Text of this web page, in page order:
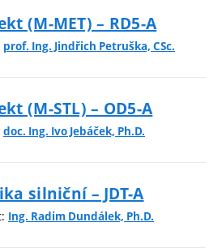
(M-MET) – RD5-A
prof. Ing. Jindřich Petruška, CSc.
(M-STL) – OD5-A
doc. Ing. Ivo Jebáček, Ph.D.
silniční – JDT-A
Ing. Radim Dundálek, Ph.D.